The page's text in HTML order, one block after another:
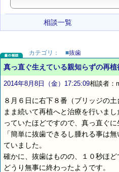
相談一覧
カテゴリ： ■抜歯
真っ直ぐ生えている親知らずの再
2014年8月8日（金）17:25:09相談者：
８月６日に右下８番（ブリッジの
まま続いて再植へと治療を行いま
っていたほどですので、真っ直ぐに
「簡単に抜歯できるし腫れる事は
ていました。
確かに、抜歯はものの、１０秒ほ
どうり無事に終わったようです。